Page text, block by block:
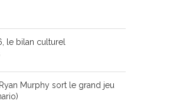
le bilan culturel
Murphy sort le grand jeu